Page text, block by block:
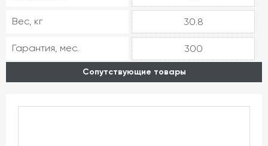
Вес, кг 30.8
Гарантия, мес. 300
Сопутствующие товары